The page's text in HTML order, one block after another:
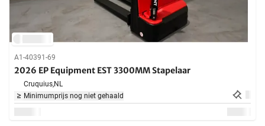
A1-40391-69
2026 EP Equipment EST 3300MM Stapelaar
Cruquius,NL
Minimumprijs nog niet gehaald